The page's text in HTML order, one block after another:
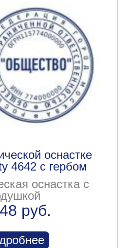
оснастке
4642 с гербом
оснастка с
руб.